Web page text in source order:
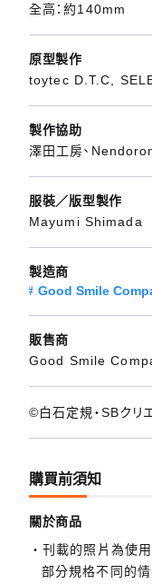
全高：約140mm
原型製作
toytec D.T.C,
製作協助
澤田工房、
服裝／版型製作
Mayumi Shimada
製造商
Good Smile
販售商
Good Smile
©白石定規・SBクリ
購買前須知
關於商品
刊載的照片為使
部分規格不同的情